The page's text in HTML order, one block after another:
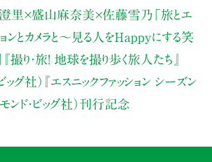
里×盛山麻奈美×佐藤雪乃「旅とエ
ョンとカメラと〜見る人をHappyにする笑
撮り・旅！ 地球を撮り歩く旅人たち』
ッグ社）『エスニックファッション シーズン
モンド・ビッグ社）刊行記念